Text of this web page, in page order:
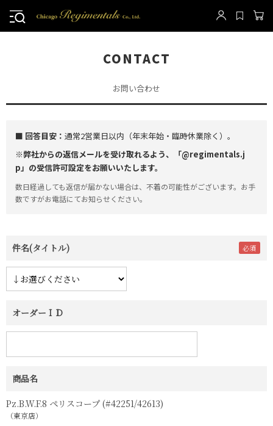
CONTACT
お問い合わせ
■ 回答目安： 通常2営業日以内（年末年始・臨時休業除く）。
※弊社からの返信メールを受け取れるよう、「@regimentals.j
p」の受信許可設定をお願いいたします。
数日経過しても返信が届かない場合は、不着の可能性がございます。お手
数ですがお電話にてお知らせください。
件名(タイトル)
オーダーＩＤ
商品名
Pz.B.W.F.8 ペリスコープ (#42251/42613)
（東京店）